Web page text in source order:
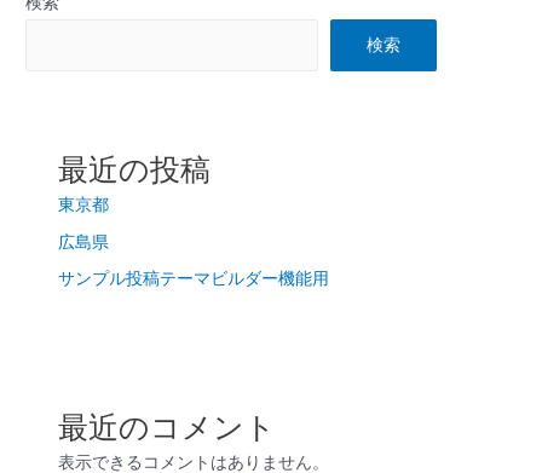
検索
最近の投稿
東京都
広島県
サンプル投稿テーマビルダー機能用
最近のコメント
表示できるコメントはありません。